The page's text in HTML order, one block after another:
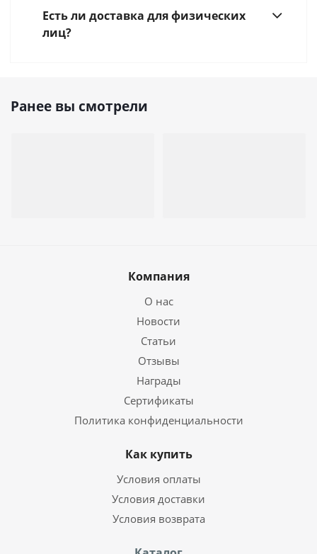
Есть ли доставка для физических
лиц?
Ранее вы смотрели
Компания
О нас
Новости
Статьи
Отзывы
Награды
Сертификаты
Политика конфиденциальности
Как купить
Условия оплаты
Условия доставки
Условия возврата